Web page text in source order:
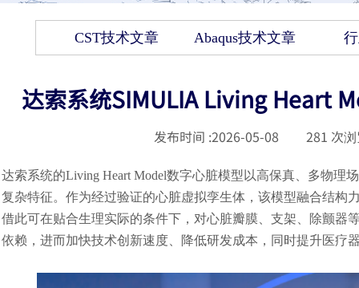
CST技术文章 Abaqus技术文章
达索系统SIMULIA Living Heart
发布时间 :2026-05-08 281 次
达索系统的Living Heart Model数字心脏模型以高保真、多物
复杂特征。作为经过验证的心脏虚拟孪生体，该模型融合结构
借此可在贴合生理实际的条件下，对心脏瓣膜、支架、除颤器
依赖，进而加快技术创新速度、降低研发成本，同时提升医疗